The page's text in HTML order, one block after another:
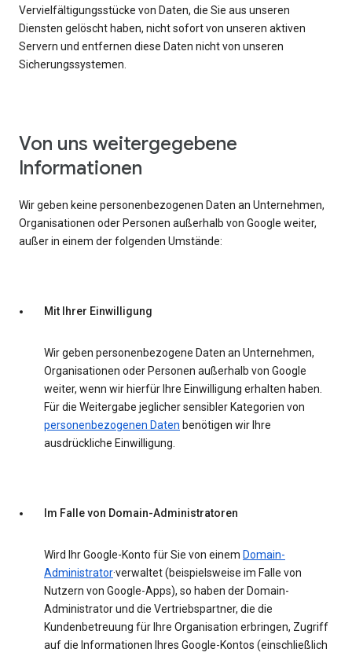
Vervielfältigungsstücke von Daten, die Sie aus unseren
Diensten gelöscht haben, nicht sofort von unseren aktiven
Servern und entfernen diese Daten nicht von unseren
Sicherungssystemen.
Von uns weitergegebene
Informationen
Wir geben keine personenbezogenen Daten an Unternehmen,
Organisationen oder Personen außerhalb von Google weiter,
außer in einem der folgenden Umstände:
Mit Ihrer Einwilligung
Wir geben personenbezogene Daten an Unternehmen,
Organisationen oder Personen außerhalb von Google
weiter, wenn wir hierfür Ihre Einwilligung erhalten haben.
Für die Weitergabe jeglicher sensibler Kategorien von
personenbezogenen Daten benötigen wir Ihre
ausdrückliche Einwilligung.
Im Falle von Domain-Administratoren
Wird Ihr Google-Konto für Sie von einem Domain-
Administrator·verwaltet (beispielsweise im Falle von
Nutzern von Google-Apps), so haben der Domain-
Administrator und die Vertriebspartner, die die
Kundenbetreuung für Ihre Organisation erbringen, Zugriff
auf die Informationen Ihres Google-Kontos (einschließlich